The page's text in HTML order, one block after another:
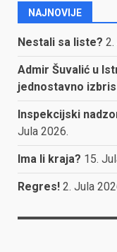
NAJNOVIJE
Nestali sa liste? 2.
Admir Šuvalić u
jednostavno
Inspekcijski
Jula 2026.
Ima li kraja? 15.
Regres! 2. Jula